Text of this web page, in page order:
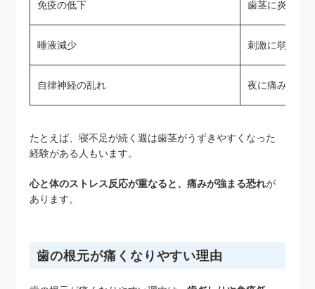
免疫の低下 歯茎に炎症が
唾液減少 刺激に弱い状
自律神経の乱れ 夜に痛みが強
たとえば、寝不足が続く週は歯茎がうずきやすくなった
経験がある人もいます。
心と体のストレス反応が重なると、痛みが強まる恐れが
あります。
歯の根元が痛くなりやすい理由